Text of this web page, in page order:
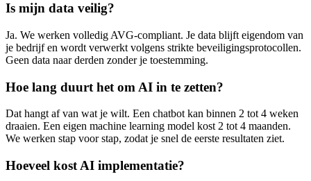
Is mijn data veilig?
Ja. We werken volledig AVG-compliant. Je data blijft eigendom van
je bedrijf en wordt verwerkt volgens strikte beveiligingsprotocollen.
Geen data naar derden zonder je toestemming.
Hoe lang duurt het om AI in te zetten?
Dat hangt af van wat je wilt. Een chatbot kan binnen 2 tot 4 weken
draaien. Een eigen machine learning model kost 2 tot 4 maanden.
We werken stap voor stap, zodat je snel de eerste resultaten ziet.
Hoeveel kost AI implementatie?